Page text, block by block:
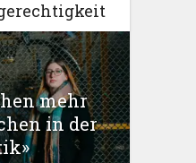
mehr
in der